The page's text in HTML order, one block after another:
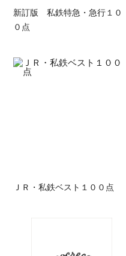
新訂版 私鉄特急・急行１０
０点
ＪＲ・私鉄ベスト１００点